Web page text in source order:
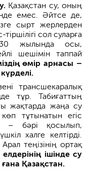
Қазақстан су, оның
емес. Әйтсе де,
сырт жерлерден
сол суларға
30 жылында осы,
шешімін таппай
өмір арнасы –
трансшекаралық
тұр. Табиғаттың
жақтарда жаңа су
тұтынатын егіс
– бәрі қосылып,
халге келтірді.
теңізінің ортақ
ішінде су
Қазақстан.